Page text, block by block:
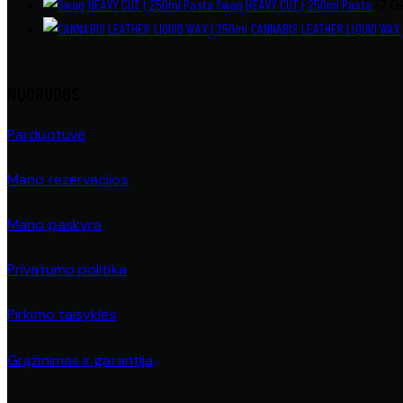
Swag HEAVY CUT | 250ml Pasta
CANNABIS LEATHER LIQUID
Parduotuvė
Mano rezervacijos
Mano paskyra
Privatumo politika
Pirkimo taisyklės
Grąžinimas ir garantija